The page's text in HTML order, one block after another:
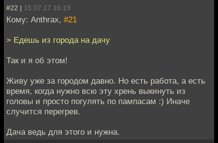
#22 | 15.07.17 16:19
Кому: Anthrax, #21
> Едешь из города на дачу
Так и я об этом!
Живу уже за городом давно. Но есть работа, а есть
время, когда нужно всю эту хрень выкинуть из
головы и просто погулять по пампасам :) Иначе
случится перегрев.
Дача ведь для этого и нужна.